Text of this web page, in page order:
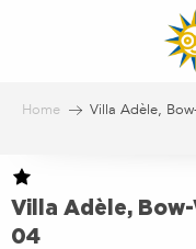
Home Villa Adèle,
Villa Adèle,
04